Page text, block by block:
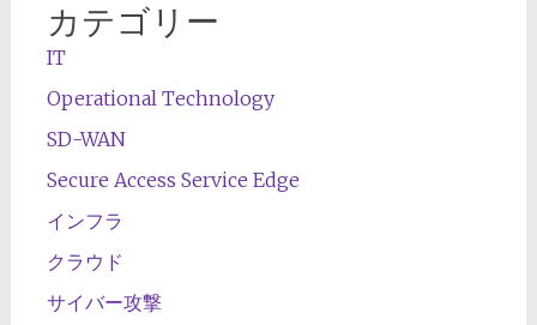
カテゴリー
IT
Operational Technology
SD-WAN
Secure Access Service Edge
インフラ
クラウド
サイバー攻撃